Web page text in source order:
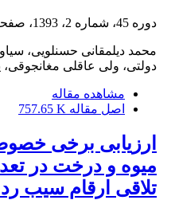
دوره 45، شماره 2، 1393، صفحه
محمد دیلمقانی حسنلویی،
دولتی، ولی عاقلی
مشاهده مقاله
اصل مقاله 757.65 K
ارزیابی برخی
میوه و درخت در
تلاقی ارقام سیب رد